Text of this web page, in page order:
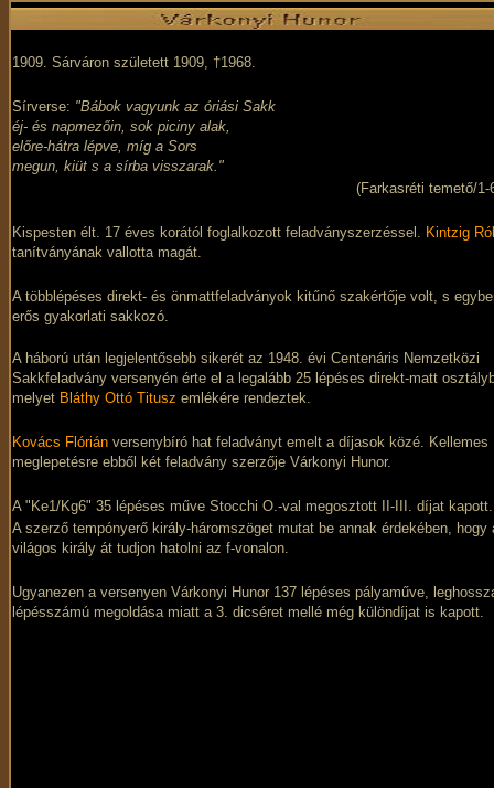
1909. Sárváron született 1909, †1968.
Sírverse: "Bábok vagyunk az óriási Sakk
éj- és napmezőin, sok piciny alak,
előre-hátra lépve, míg a Sors
megun, kiüt s a sírba visszarak."
(Farkasréti temető/1-
Kispesten élt. 17 éves korától foglalkozott feladványszerzéssel. Kintzig
tanítványának vallotta magát.
A többlépéses direkt- és önmattfeladványok kitűnő szakértője volt, s
erős gyakorlati sakkozó.
A háború után legjelentősebb sikerét az 1948. évi Centenáris Nemzetközi
Sakkfeladvány versenyén érte el a legalább 25 lépéses direkt-matt
melyet Bláthy Ottó Titusz emlékére rendeztek.
Kovács Flórián versenybíró hat feladványt emelt a díjasok közé. Kellemes
meglepetésre ebből két feladvány szerzője Várkonyi Hunor.
A "Ke1/Kg6" 35 lépéses műve Stocchi O.-val megosztott II-III. díjat kapott.
A szerző tempónyerő király-háromszöget mutat be annak érdekében, hogy
világos király át tudjon hatolni az f-vonalon.
Ugyanezen a versenyen Várkonyi Hunor 137 lépéses pályaműve,
lépésszámú megoldása miatt a 3. dicséret mellé még különdíjat is kapott.